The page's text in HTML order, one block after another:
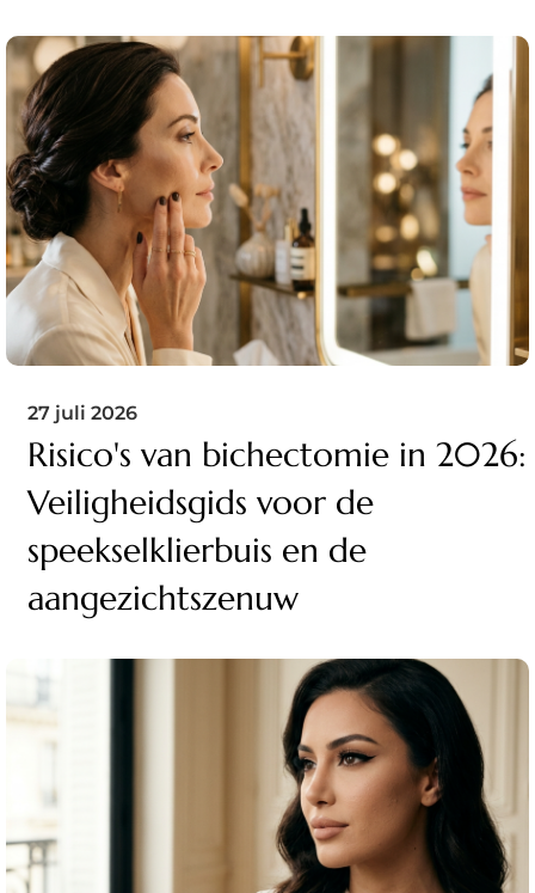
27 juli 2026
Risico's van bichectomie in 2026:
Veiligheidsgids voor de
speekselklierbuis en de
aangezichtszenuw